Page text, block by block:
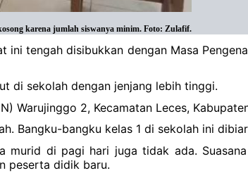
karena jumlah siswanya minim. Foto: Zulafif.
tengah disibukkan dengan Masa
di sekolah dengan jenjang lebih tinggi.
Warujinggo 2, Kecamatan Leces,
Bangku-bangku kelas 1 di sekolah ini
di pagi hari juga tidak ada.
peserta didik baru.